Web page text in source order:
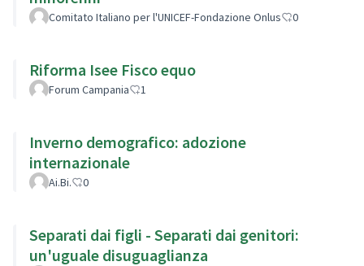
Comitato Italiano per l'UNICEF-Fondazione Onlus 0
Riforma Isee Fisco equo
Forum Campania 1
Inverno demografico: adozione
internazionale
Ai.Bi. 0
Separati dai figli - Separati dai genitori:
un'uguale disuguaglianza